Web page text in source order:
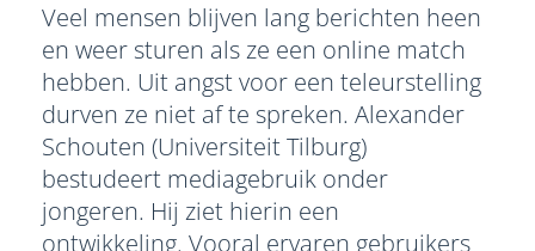
Veel mensen blijven lang berichten heen
en weer sturen als ze een online match
hebben. Uit angst voor een teleurstelling
durven ze niet af te spreken. Alexander
Schouten (Universiteit Tilburg)
bestudeert mediagebruik onder
jongeren. Hij ziet hierin een
ontwikkeling. Vooral ervaren gebruikers